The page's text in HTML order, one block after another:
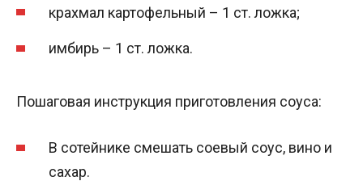
крахмал картофельный – 1 ст. ложка;
имбирь – 1 ст. ложка.
Пошаговая инструкция приготовления соуса:
В сотейнике смешать соевый соус, вино и
сахар.